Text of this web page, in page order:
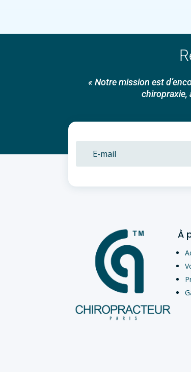
« Notre mission est
chiropraxie,
À